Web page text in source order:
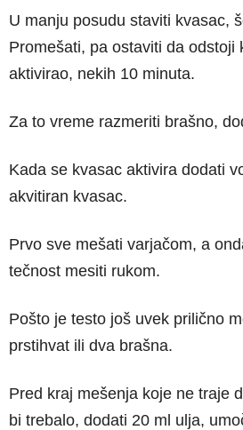
U manju posudu staviti kvasac,
Promešati, pa ostaviti da odstoji
aktivirao, nekih 10 minuta.
Za to vreme razmeriti brašno,
Kada se kvasac aktivira dodati
akvitiran kvasac.
Prvo sve mešati varjačom, a
tečnost mesiti rukom.
Pošto je testo još uvek prilično
prstihvat ili dva brašna.
Pred kraj mešenja koje ne traje
bi trebalo, dodati 20 ml ulja,